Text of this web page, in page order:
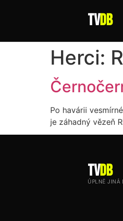
tvDB
Herci:
Po havárii
je záhadný vězeň
tvDB
ÚPLNĚ JINÁ